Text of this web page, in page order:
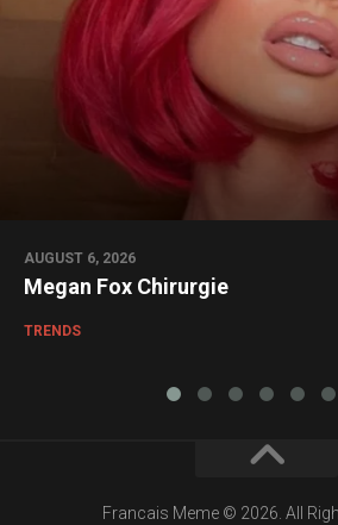
AUGUST 6, 2026
Megan Fox Chirurgie
TRENDS
Francais Meme © 2026. All